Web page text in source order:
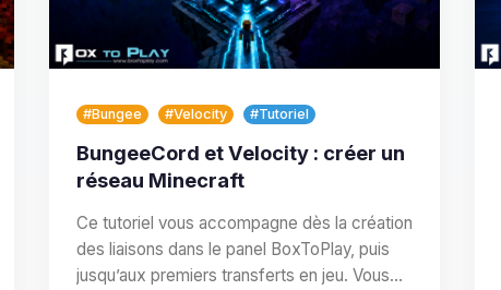
#Bungee #Velocity #Tutoriel
BungeeCord et Velocity : créer un
réseau Minecraft
Ce tutoriel vous accompagne dès la création
des liaisons dans le panel BoxToPlay, puis
jusqu’aux premiers transferts en jeu. Vous